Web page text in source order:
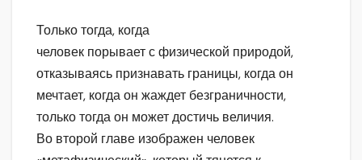
Только тогда, когда
человек порывает с физической природой,
отказываясь признавать границы, когда он
мечтает, когда он жаждет безграничности,
только тогда он может достичь величия.
Во второй главе изображен человек